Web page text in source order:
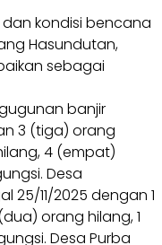
kondisi bencana
Hasundutan,
sebagai
banjir
3 (tiga) orang
4 (empat)
Desa
25/11/2025 dengan 1
orang hilang, 1
Desa Purba